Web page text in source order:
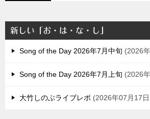
新しい「お・は・な・し」
Song of the Day 2026年7月中旬 2026
Song of the Day 2026年7月上旬 2026
大竹しのぶライブレポ 2026年07月17